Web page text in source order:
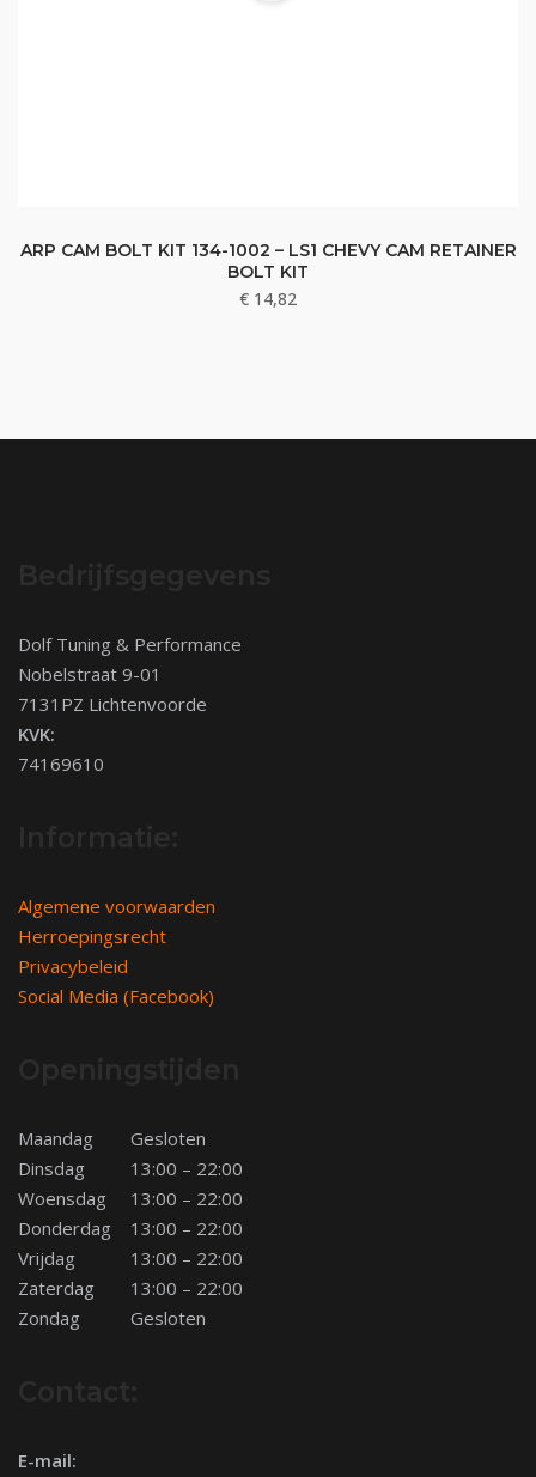
ARP CAM BOLT KIT 134-1002 – LS1 CHEVY CAM RETAINER
BOLT KIT
€ 14,82
Dolf Tuning & Performance
Nobelstraat 9-01
7131PZ Lichtenvoorde
KVK:
74169610
Algemene voorwaarden
Herroepingsrecht
Privacybeleid
Social Media (Facebook)
Maandag
Gesloten
Dinsdag
13:00 – 22:00
Woensdag
13:00 – 22:00
Donderdag
13:00 – 22:00
Vrijdag
13:00 – 22:00
Zaterdag
13:00 – 22:00
Zondag
Gesloten
E-mail: